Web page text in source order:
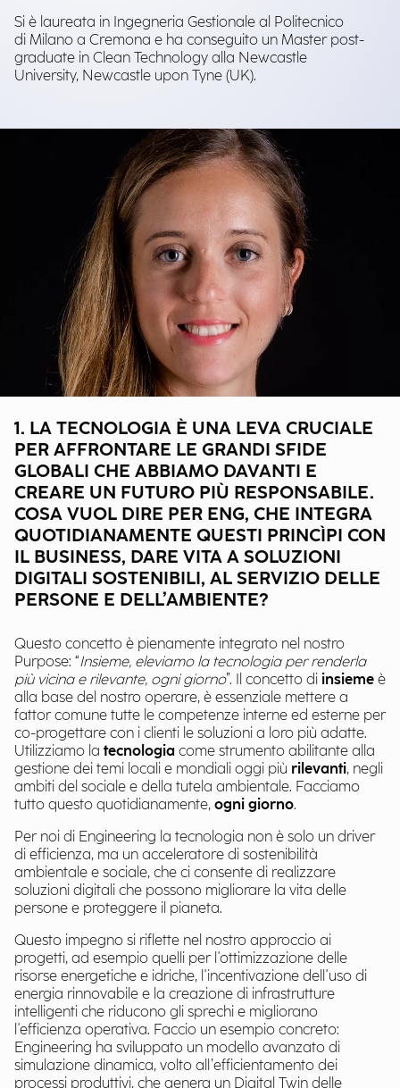
Si è laureata in Ingegneria Gestionale al Politecnico
di Milano a Cremona e ha conseguito un Master post-
graduate in Clean Technology alla Newcastle
University, Newcastle upon Tyne (UK).
1. LA TECNOLOGIA È UNA LEVA CRUCIALE
PER AFFRONTARE LE GRANDI SFIDE
GLOBALI CHE ABBIAMO DAVANTI E
CREARE UN FUTURO PIÙ RESPONSABILE.
COSA VUOL DIRE PER ENG, CHE INTEGRA
QUOTIDIANAMENTE QUESTI PRINCÌPI CON
IL BUSINESS, DARE VITA A SOLUZIONI
DIGITALI SOSTENIBILI, AL SERVIZIO DELLE
PERSONE E DELL’AMBIENTE?
Questo concetto è pienamente integrato nel nostro
Purpose: “Insieme, eleviamo la tecnologia per renderla
più vicina e rilevante, ogni giorno”. Il concetto di insieme è
alla base del nostro operare, è essenziale mettere a
fattor comune tutte le competenze interne ed esterne per
co-progettare con i clienti le soluzioni a loro più adatte.
Utilizziamo la tecnologia come strumento abilitante alla
gestione dei temi locali e mondiali oggi più rilevanti, negli
ambiti del sociale e della tutela ambientale. Facciamo
tutto questo quotidianamente, ogni giorno.
Per noi di Engineering la tecnologia non è solo un driver
di efficienza, ma un acceleratore di sostenibilità
ambientale e sociale, che ci consente di realizzare
soluzioni digitali che possono migliorare la vita delle
persone e proteggere il pianeta.
Questo impegno si riflette nel nostro approccio ai
progetti, ad esempio quelli per l'ottimizzazione delle
risorse energetiche e idriche, l'incentivazione dell'uso di
energia rinnovabile e la creazione di infrastrutture
intelligenti che riducono gli sprechi e migliorano
l'efficienza operativa. Faccio un esempio concreto:
Engineering ha sviluppato un modello avanzato di
simulazione dinamica, volto all’efficientamento dei
processi produttivi, che genera un Digital Twin delle